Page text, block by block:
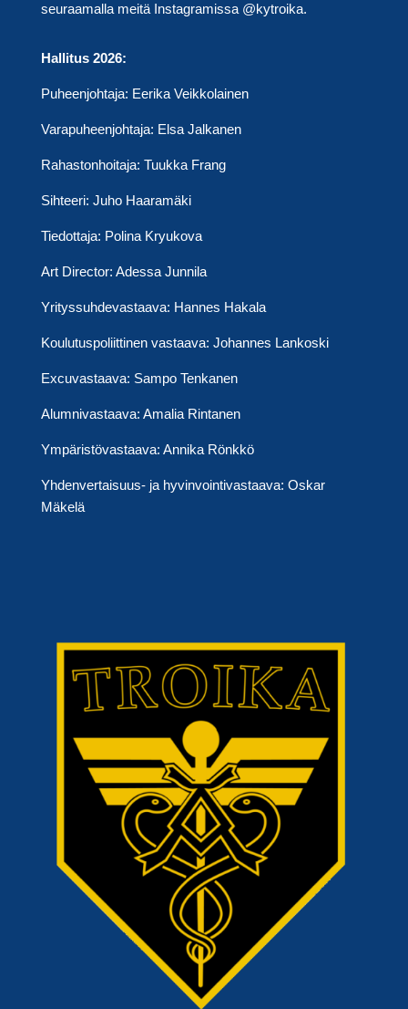
seuraamalla meitä Instagramissa @kytroika.
Hallitus 2026:
Puheenjohtaja: Eerika Veikkolainen
Varapuheenjohtaja: Elsa Jalkanen
Rahastonhoitaja: Tuukka Frang
Sihteeri: Juho Haaramäki
Tiedottaja: Polina Kryukova
Art Director: Adessa Junnila
Yrityssuhdevastaava: Hannes Hakala
Koulutuspoliittinen vastaava: Johannes Lankoski
Excuvastaava: Sampo Tenkanen
Alumnivastaava: Amalia Rintanen
Ympäristövastaava: Annika Rönkkö
Yhdenvertaisuus- ja hyvinvointivastaava: Oskar
Mäkelä